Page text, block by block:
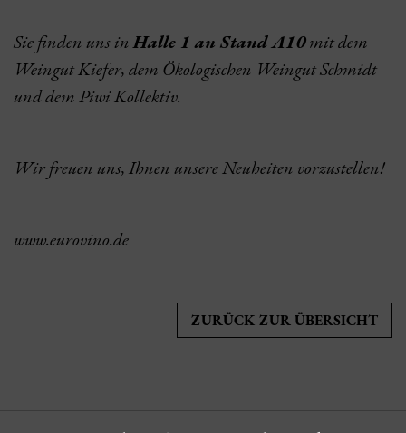
Sie finden uns inHalle 1 an Stand A10mit dem
Weingut Kiefer, dem Ökologischen Weingut Schmidt
und dem Piwi Kollektiv.
Wir freuen uns, Ihnen unsere Neuheiten vorzustellen!
www.eurovino.de
ZURÜCK ZUR ÜBERSICHT